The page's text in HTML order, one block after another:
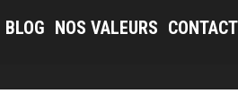
BLOG NOS VALEURS CONTACT